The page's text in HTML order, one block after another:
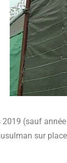
(sauf
sur